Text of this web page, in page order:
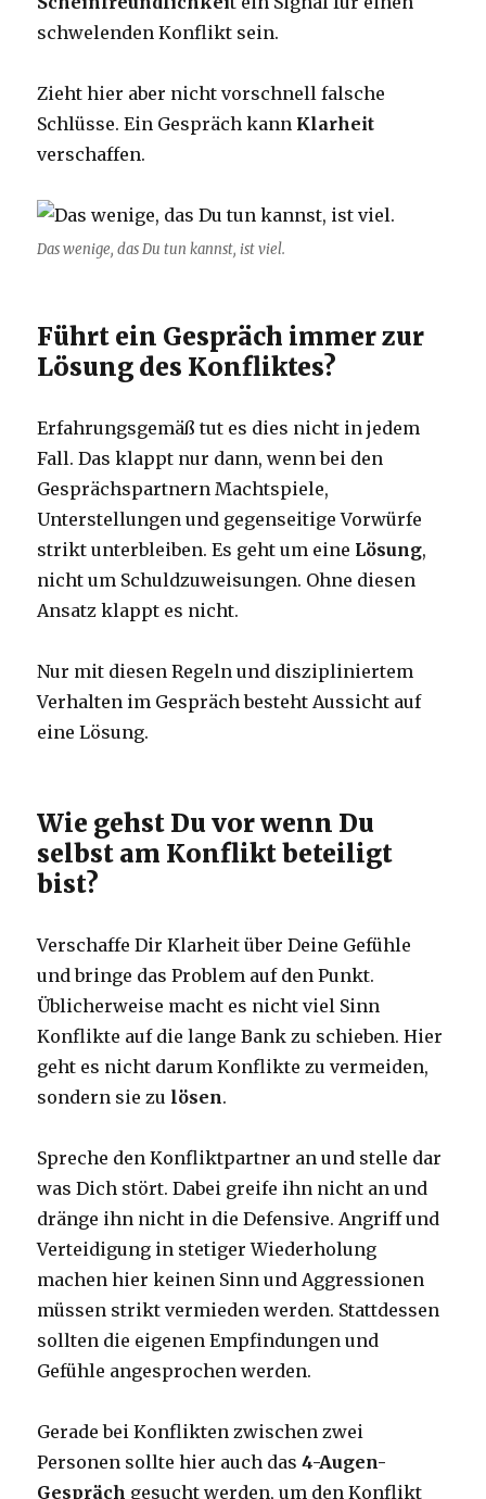
schwelenden Konflikt sein.
Zieht hier aber nicht vorschnell falsche
Schlüsse. Ein Gespräch kann Klarheit
verschaffen.
Das wenige, das Du tun kannst, ist viel.
Führt ein Gespräch immer zur
Lösung des Konfliktes?
Erfahrungsgemäß tut es dies nicht in jedem
Fall. Das klappt nur dann, wenn bei den
Gesprächspartnern Machtspiele,
Unterstellungen und gegenseitige Vorwürfe
strikt unterbleiben. Es geht um eine Lösung,
nicht um Schuldzuweisungen. Ohne diesen
Ansatz klappt es nicht.
Nur mit diesen Regeln und diszipliniertem
Verhalten im Gespräch besteht Aussicht auf
eine Lösung.
Wie gehst Du vor wenn Du
selbst am Konflikt beteiligt
bist?
Verschaffe Dir Klarheit über Deine Gefühle
und bringe das Problem auf den Punkt.
Üblicherweise macht es nicht viel Sinn
Konflikte auf die lange Bank zu schieben. Hier
geht es nicht darum Konflikte zu vermeiden,
sondern sie zu lösen.
Spreche den Konfliktpartner an und stelle dar
was Dich stört. Dabei greife ihn nicht an und
dränge ihn nicht in die Defensive. Angriff und
Verteidigung in stetiger Wiederholung
machen hier keinen Sinn und Aggressionen
müssen strikt vermieden werden. Stattdessen
sollten die eigenen Empfindungen und
Gefühle angesprochen werden.
Gerade bei Konflikten zwischen zwei
Personen sollte hier auch das4-Augen-
Gespräch gesucht werden, um den Konflikt